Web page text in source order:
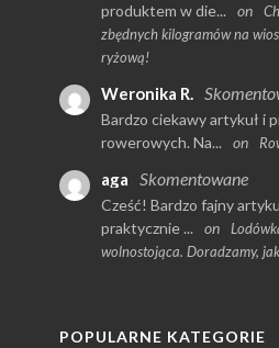
produktem w die...
on
zbędnych kilogramów na
ryżową!
Weronika R.
Bardzo ciekawy artykuł i
rowerowych. Na...
on
aga Skomentowane
Cześć! Bardzo fajny
praktycznie ...
on
wolnostojąca. Doradzamy,
POPULARNE KATEGORIE